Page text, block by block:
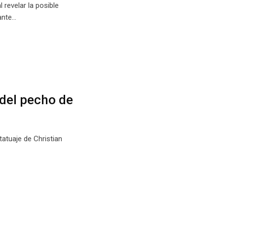
revelar la posible
pecho de
de Christian